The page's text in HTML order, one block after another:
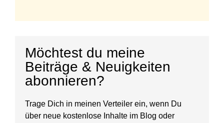
Möchtest du meine
Beiträge & Neuigkeiten
abonnieren?
Trage Dich in meinen Verteiler ein, wenn Du
über neue kostenlose Inhalte im Blog oder